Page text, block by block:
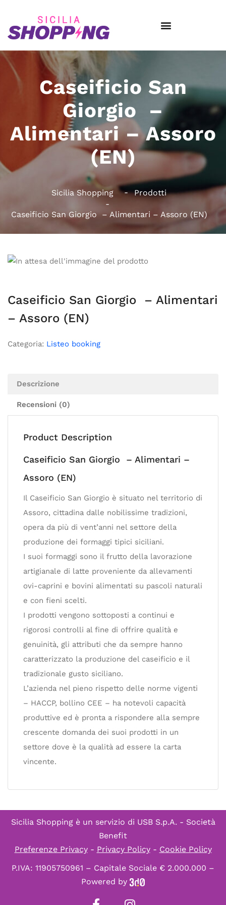
Caseificio San
Giorgio –
Alimentari – Assoro
(EN)
Sicilia Shopping Prodotti
Caseificio San Giorgio – Alimentari – Assoro (EN)
Caseificio San Giorgio – Alimentari
– Assoro (EN)
Categoria: Listeo booking
Descrizione
Recensioni (0)
Product Description
Caseificio San Giorgio – Alimentari –
Assoro (EN)
Il Caseificio San Giorgio è situato nel territorio di
Assoro, cittadina dalle nobilissime tradizioni,
opera da più di vent’anni nel settore della
produzione dei formaggi tipici siciliani.
I suoi formaggi sono il frutto della lavorazione
artigianale di latte proveniente da allevamenti
ovi-caprini e bovini alimentati su pascoli naturali
e con fieni scelti.
I prodotti vengono sottoposti a continui e
rigorosi controlli al fine di offrire qualità e
genuinità, gli attributi che da sempre hanno
caratterizzato la produzione del caseificio e il
tradizionale gusto siciliano.
L’azienda nel pieno rispetto delle norme vigenti
– HACCP, bollino CEE – ha notevoli capacità
produttive ed è pronta a rispondere alla sempre
crescente domanda dei suoi prodotti in un
settore dove è la qualità ad essere la carta
vincente.
Sicilia Shopping è un servizio di USB S.p.A. - Società
Benefit
Preferenze Privacy- Privacy Policy- Cookie Policy
P.IVA: 11905750961 – Capitale Sociale € 2.000.000 –
Powered by